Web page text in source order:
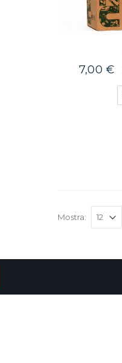
7,00 €
Mostra: